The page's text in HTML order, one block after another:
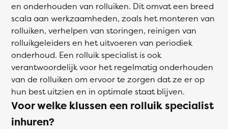
en onderhouden van rolluiken. Dit omvat een breed
scala aan werkzaamheden, zoals het monteren van
rolluiken, verhelpen van storingen, reinigen van
rolluikgeleiders en het uitvoeren van periodiek
onderhoud. Een rolluik specialist is ook
verantwoordelijk voor het regelmatig onderhouden
van de rolluiken om ervoor te zorgen dat ze er op
hun best uitzien en in optimale staat blijven.
Voor welke klussen een rolluik specialist
inhuren?